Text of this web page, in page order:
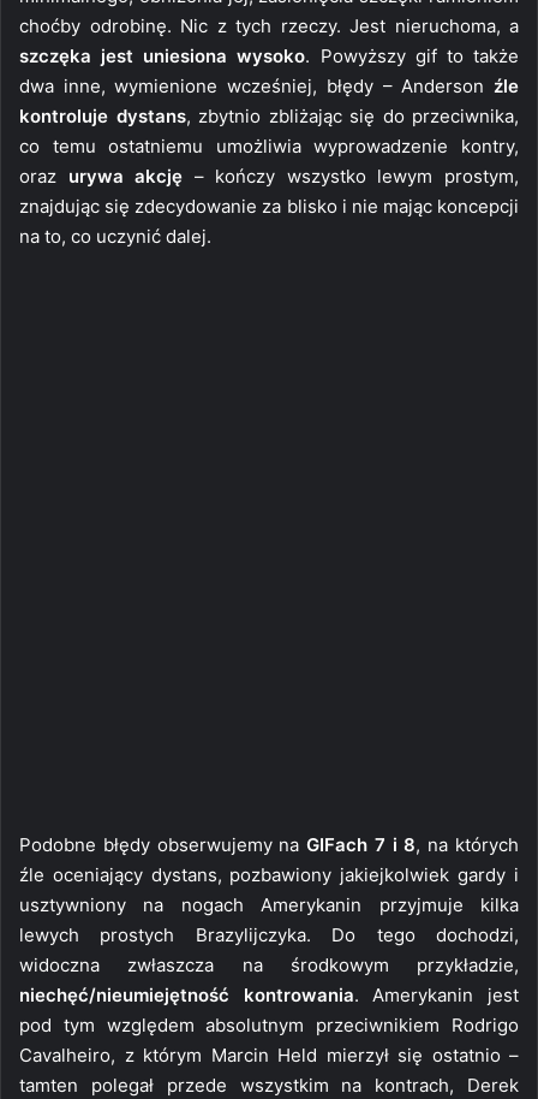
choćby odrobinę. Nic z tych rzeczy. Jest nieruchoma, a
szczęka jest uniesiona wysoko. Powyższy gif to także
dwa inne, wymienione wcześniej, błędy – Anderson źle
kontroluje dystans, zbytnio zbliżając się do przeciwnika,
co temu ostatniemu umożliwia wyprowadzenie kontry,
oraz urywa akcję – kończy wszystko lewym prostym,
znajdując się zdecydowanie za blisko i nie mając koncepcji
na to, co uczynić dalej.
Podobne błędy obserwujemy naGIFach 7 i 8, na których
źle oceniający dystans, pozbawiony jakiejkolwiek gardy i
usztywniony na nogach Amerykanin przyjmuje kilka
lewych prostych Brazylijczyka. Do tego dochodzi,
widoczna zwłaszcza na środkowym przykładzie,
niechęć/nieumiejętność kontrowania. Amerykanin jest
pod tym względem absolutnym przeciwnikiem Rodrigo
Cavalheiro, z którym Marcin Held mierzył się ostatnio –
tamten polegał przede wszystkim na kontrach, Derek